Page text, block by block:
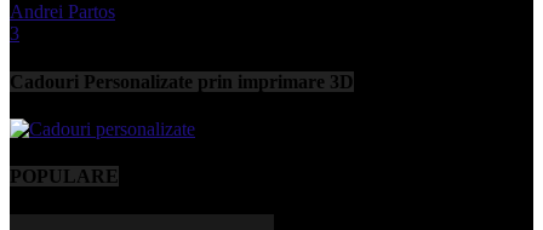
Andrei Partos
3
Cadouri Personalizate prin imprimare 3D
POPULARE